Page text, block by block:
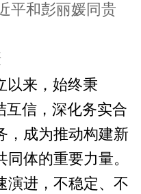
平和彭丽媛同贵
以来，始终秉
互信，深化务实合
，成为推动构建新
体的重要力量。
演进，不稳定、不